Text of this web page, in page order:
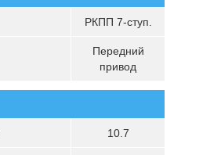
РКПП 7-ступ.
Передний
привод
10.7